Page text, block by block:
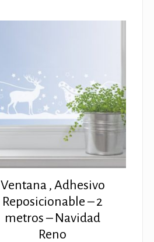
Ventana , Adhesivo
Reposicionable – 2
metros – Navidad
Reno